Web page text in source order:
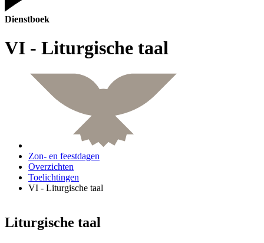
Dienstboek
VI - Liturgische taal
Zon- en feestdagen
Overzichten
Toelichtingen
VI - Liturgische taal
Liturgische taal